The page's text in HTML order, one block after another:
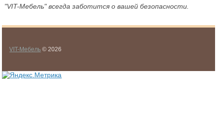
"VIT-Мебель" всегда заботится о вашей безопасности.
VIT-Мебель © 2026